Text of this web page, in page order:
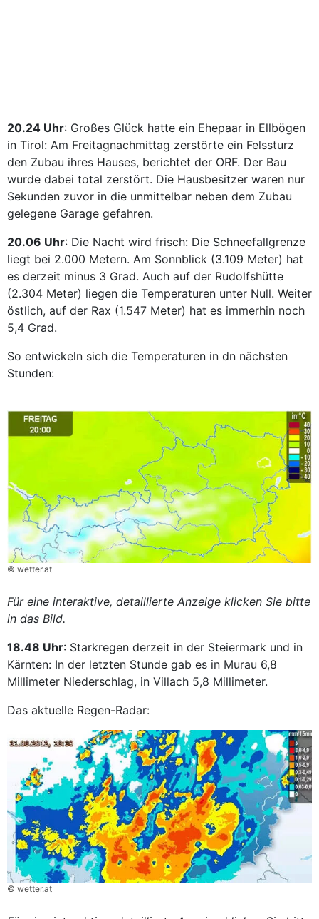
20.24 Uhr: Großes Glück hatte ein Ehepaar in Ellbögen
in Tirol: Am Freitagnachmittag zerstörte ein Felssturz
den Zubau ihres Hauses, berichtet der ORF. Der Bau
wurde dabei total zerstört. Die Hausbesitzer waren nur
Sekunden zuvor in die unmittelbar neben dem Zubau
gelegene Garage gefahren.
20.06 Uhr: Die Nacht wird frisch: Die Schneefallgrenze
liegt bei 2.000 Metern. Am Sonnblick (3.109 Meter) hat
es derzeit minus 3 Grad. Auch auf der Rudolfshütte
(2.304 Meter) liegen die Temperaturen unter Null. Weiter
östlich, auf der Rax (1.547 Meter) hat es immerhin noch
5,4 Grad.
So entwickeln sich die Temperaturen in dn nächsten
Stunden:
© wetter.at
Für eine interaktive, detaillierte Anzeige klicken Sie bitte
in das Bild.
18.48 Uhr: Starkregen derzeit in der Steiermark und in
Kärnten: In der letzten Stunde gab es in Murau 6,8
Millimeter Niederschlag, in Villach 5,8 Millimeter.
Das aktuelle Regen-Radar:
© wetter.at